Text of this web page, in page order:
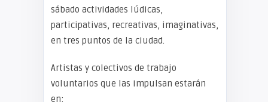
sábado actividades lúdicas,
participativas, recreativas, imaginativas,
en tres puntos de la ciudad.
Artistas y colectivos de trabajo
voluntarios que las impulsan estarán
en: